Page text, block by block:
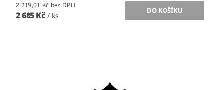
2 219,01 Kč bez DPH
2 685 Kč / ks